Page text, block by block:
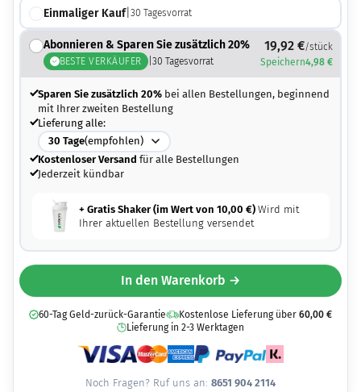
Einmaliger Kauf| 30 Tagesvorrat
Abonnieren & Sparen Sie zusätzlich 20%
BESTE VERKÄUFER | 30 Tagesvorrat
19,92 €/stück
Speichern4,98 €
Sparen Sie zusätzlich 20%bei allen Bestellungen, beginnend
mit Ihrer zweiten Bestellung
Lieferung alle:
30 Tage(empfohlen)
Kostenloser Versand für alle Bestellungen
Jederzeit kündbar
+ Gratis Shaker (im Wert von 10,00 €) Wird mit
Ihrer aktuellen Bestellung versendet
In den Warenkorb →
60-Tag Geld-zurück-Garantie Kostenlose Lieferung über 60,00 €
Lieferung in 2-3 Werktagen
Noch Fragen? Ruf uns an: 8651 904 2114